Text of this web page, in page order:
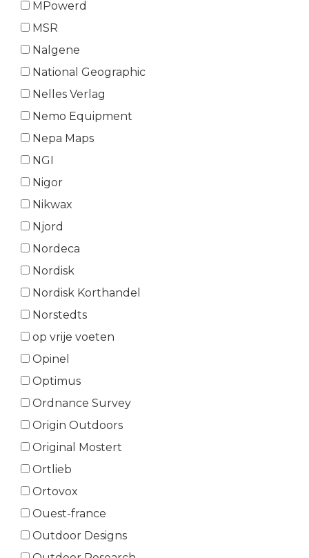
MPowerd
MSR
Nalgene
National Geographic
Nelles Verlag
Nemo Equipment
Nepa Maps
NGI
Nigor
Nikwax
Njord
Nordeca
Nordisk
Nordisk Korthandel
Norstedts
op vrije voeten
Opinel
Optimus
Ordnance Survey
Origin Outdoors
Original Mostert
Ortlieb
Ortovox
Ouest-france
Outdoor Designs